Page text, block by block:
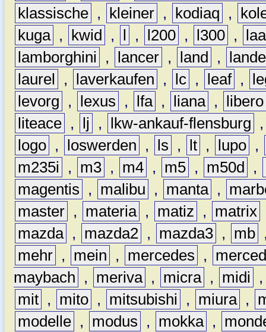
klassische , kleiner , kodiaq ,
kuga , kwid , l , l200 , l300 ,
lamborghini
, lancer , land ,
laurel
, laverkaufen , lc , leaf ,
levorg
, lexus , lfa , liana ,
libero
liteace , lj , lkw-ankauf-flensburg
logo , loswerden , ls , lt , lupo ,
m235i
, m3 , m4 , m5 , m50d ,
magentis
, malibu , manta ,
master , materia , matiz , matrix
mazda , mazda2 , mazda3 , mb
mehr , mein , mercedes ,
maybach
, meriva , micra , midi
mit , mito , mitsubishi , miura ,
modelle , modus , mokka ,